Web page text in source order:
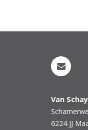
Van
6224 JJ